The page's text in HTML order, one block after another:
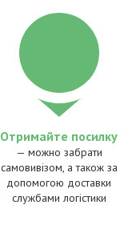
Отримайте посилку
— можно забрати
самовивізом, а також за
допомогою доставки
службами логістики